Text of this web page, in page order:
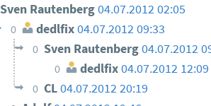
Sven Rautenberg04.07.2012 02:05
0 dedlfix04.07.2012 09:33
0 Sven Rautenberg04.07.2012
0 dedlfix 04.07.2012 12:09
0 CL04.07.2012 20:19